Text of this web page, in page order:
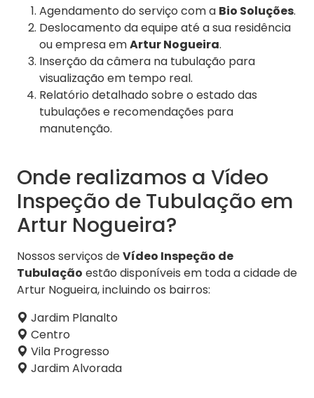
Agendamento do serviço com a Bio Soluções.
Deslocamento da equipe até a sua residência
ou empresa emArtur Nogueira.
Inserção da câmera na tubulação para
visualização em tempo real.
Relatório detalhado sobre o estado das
tubulações e recomendações para
manutenção.
Onde realizamos a Vídeo
Inspeção de Tubulação em
Artur Nogueira?
Nossos serviços deVídeo Inspeção de
Tubulação estão disponíveis em toda a cidade de
Artur Nogueira, incluindo os bairros:
Jardim Planalto
Centro
Vila Progresso
Jardim Alvorada